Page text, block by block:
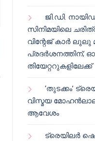
ജി.ഡി.
സിനിമയിലെ
വിന്റേജ് കാർ ലുലു
പ്രദർശനത്തിന്;
തിയേറ്ററുകളിലേക്ക്
‘തുടക്കം’
വിസ്മയ
ആവേശം
ട്രെയിലർ